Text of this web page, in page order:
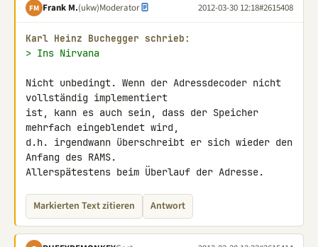
FM Frank M.(ukw)Moderator 2012-03-30 12:18#2615408
Karl Heinz Buchegger schrieb:
> Ins Nirvana
Nicht unbedingt. Wenn der Adressdecoder nicht
vollständig implementiert
ist, kann es auch sein, dass der Speicher
mehrfach eingeblendet wird,
d.h. irgendwann überschreibt er sich wieder den
Anfang des RAMS.
Allerspätestens beim Überlauf der Adresse.
Markierten Text zitieren Antwort